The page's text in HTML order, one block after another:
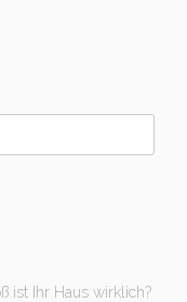
ist Ihr Haus wirklich?